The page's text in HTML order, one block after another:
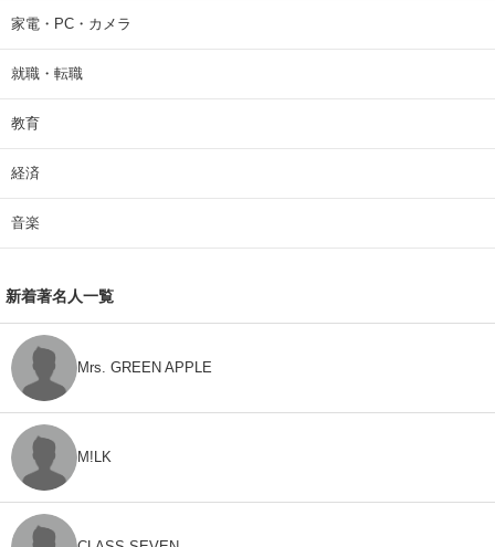
家電・PC・カメラ
就職・転職
教育
経済
音楽
新着著名人一覧
Mrs. GREEN APPLE
M!LK